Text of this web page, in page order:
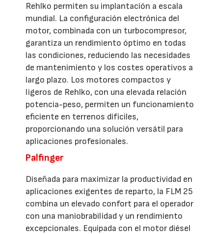
Rehlko permiten su implantación a escala
mundial. La configuración electrónica del
motor, combinada con un turbocompresor,
garantiza un rendimiento óptimo en todas
las condiciones, reduciendo las necesidades
de mantenimiento y los costes operativos a
largo plazo. Los motores compactos y
ligeros de Rehlko, con una elevada relación
potencia-peso, permiten un funcionamiento
eficiente en terrenos difíciles,
proporcionando una solución versátil para
aplicaciones profesionales.
Palfinger
Diseñada para maximizar la productividad en
aplicaciones exigentes de reparto, la FLM 25
combina un elevado confort para el operador
con una maniobrabilidad y un rendimiento
excepcionales. Equipada con el motor diésel